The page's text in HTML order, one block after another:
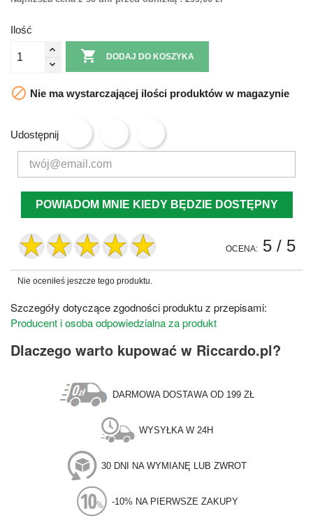
Ilość
 DODAJ DO KOSZYKA
 Nie ma wystarczającej ilości produktów w magazynie
Udostępnij
POWIADOM MNIE KIEDY BĘDZIE DOSTĘPNY
OCENA: 5 / 5
Nie oceniłeś jeszcze tego produktu.
Szczegóły dotyczące zgodności produktu z przepisami:
Producent i osoba odpowiedzialna za produkt
Dlaczego warto kupować w Riccardo.pl?
DARMOWA DOSTAWA OD 199 ZŁ
WYSYŁKA W 24H
30 DNI NA WYMIANĘ LUB ZWROT
-10% NA PIERWSZE ZAKUPY